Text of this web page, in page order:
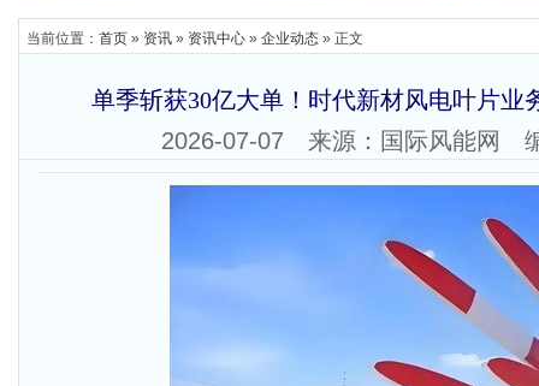
当前位置： 首页 » 资讯 » 资讯中心 » 企业动态 » 正文
单季斩获30亿大单！时代新材风电叶片业
2026-07-07 来源：国际风能网